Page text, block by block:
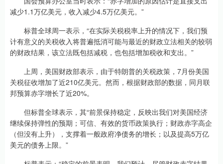
减少1.1万亿美元，收入减少4.5万亿美元。”
标普全球周一表示，“在实际关税税率上升的情况下，我们预
计有意义的关税收入将普遍抵消可能与最近的财政立法相关的较弱
的财政结果，该立法既包括减税，也包括增加税收和支出。”
上周，美国财政部表示，由于特朗普的关税政策，7月份美国
关税征收增加了近210亿美元。然而，根据财政部的数据，同月联
邦预算赤字增长了近20%。
但标普全球表示，其“前景保持稳定，反映出我们对美国经济
继续保持弹性的预期；可信、有效的货币政策执行；财政赤字高企
（但没有上升），支撑着一般政府净债务的增长；以及提高5万亿
美元的债务上限。”